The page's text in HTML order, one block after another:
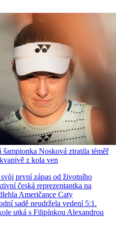
Nosková ztratila téměř
z kola ven
první zápas od životního
česká reprezentantka na
Američance Caty
sadě neudržela vedení 5:1.
utká s Filipínkou Alexandrou